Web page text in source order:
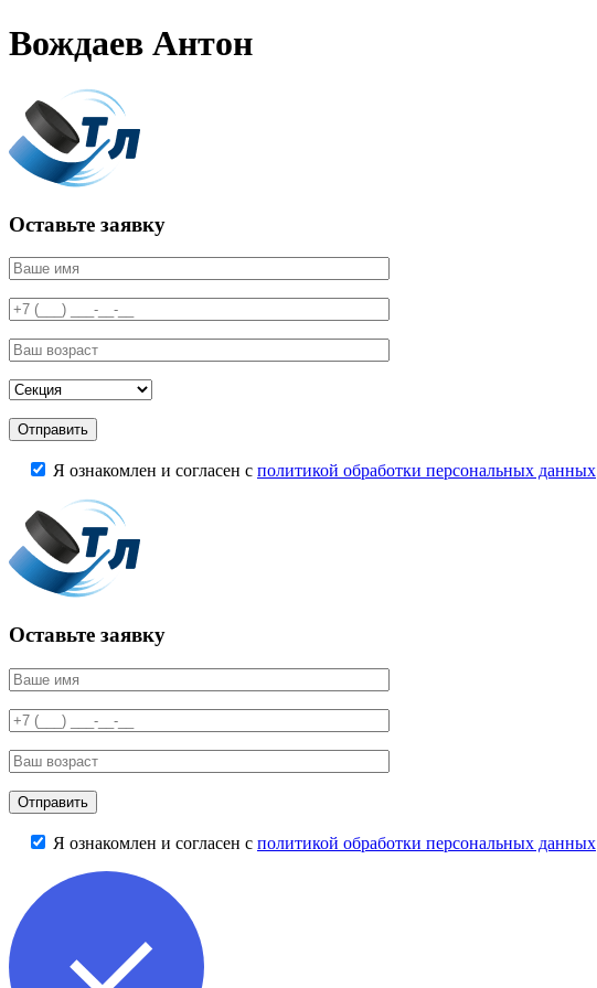
Вождаев Антон
Оставьте заявку
Я ознакомлен и согласен с политикой обработки персональных данных
Оставьте заявку
Я ознакомлен и согласен с политикой обработки персональных данных